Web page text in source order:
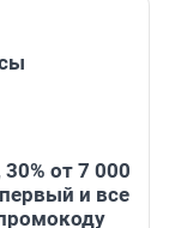
от 7 000
и все